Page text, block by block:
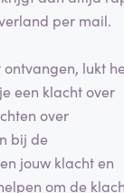
per mail.
lukt
een klacht over
over
bij de
jouw klacht en
om de